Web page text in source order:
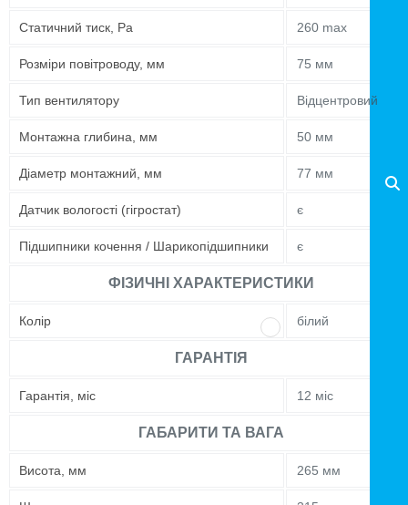
Статичний тиск, Pa 260 max
Розміри повітроводу, мм 75 мм
Тип вентилятору Відцентровий
Монтажна глибина, мм 50 мм
Діаметр монтажний, мм 77 мм
Датчик вологості (гігростат) є
Підшипники кочення / Шарикопідшипники є
ФІЗИЧНІ ХАРАКТЕРИСТИКИ
Колір білий
ГАРАНТІЯ
Гарантія, міс 12 міс
ГАБАРИТИ ТА ВАГА
Висота, мм 265 мм